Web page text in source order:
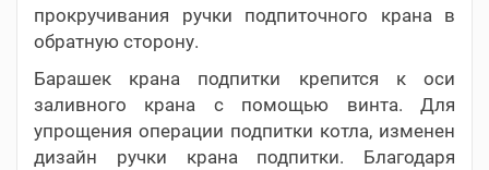
прокручивания ручки подпиточного крана в
обратную сторону.
Барашек крана подпитки крепится к оси
заливного крана с помощью винта. Для
упрощения операции подпитки котла, изменен
дизайн ручки крана подпитки. Благодаря